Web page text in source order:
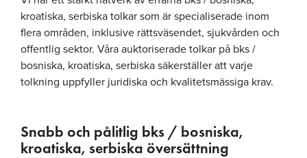
kroatiska, serbiska tolkar som är specialiserade inom
flera områden, inklusive rättsväsendet, sjukvården och
offentlig sektor. Våra auktoriserade tolkar på bks /
bosniska, kroatiska, serbiska säkerställer att varje
tolkning uppfyller juridiska och kvalitetsmässiga krav.
Snabb och pålitlig bks / bosniska,
kroatiska, serbiska översättning